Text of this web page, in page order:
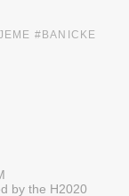
#BANICKE
by the H2020